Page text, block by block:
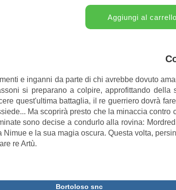
e inganni da parte di chi avrebbe dovuto
si preparano a colpire, approfittando
quest'ultima battaglia, il re guerriero dovrà
Ma scoprirà presto che la minaccia
sono decise a condurlo alla rovina:
Nimue e la sua magia oscura. Questa volta,
re Artù.
Bortoloso snc